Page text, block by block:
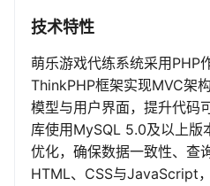
技术特性
萌乐游戏代练系统采用PHP
ThinkPHP框架实现MVC架
模型与用户界面，提升代码
库使用MySQL 5.0及以上版
优化，确保数据一致性、查
HTML、CSS与JavaScript